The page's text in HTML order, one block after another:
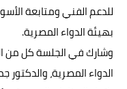
للدعم الفني ومتابعة
بهيئة الدواء المصرية.
وشارك في الجلسة كل من
الدواء المصرية،